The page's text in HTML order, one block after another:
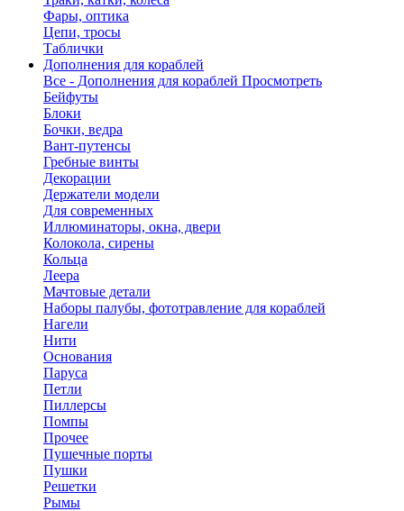
Фары, оптика
Цепи, тросы
Таблички
Дополнения для кораблей
Все - Дополнения для кораблей Просмотреть
Бейфуты
Блоки
Бочки, ведра
Вант-путенсы
Гребные винты
Декорации
Держатели модели
Для современных
Иллюминаторы, окна, двери
Колокола, сирены
Кольца
Леера
Мачтовые детали
Наборы палубы, фототравление для кораблей
Нагели
Нити
Основания
Паруса
Петли
Пиллерсы
Помпы
Прочее
Пушечные порты
Пушки
Решетки
Рымы